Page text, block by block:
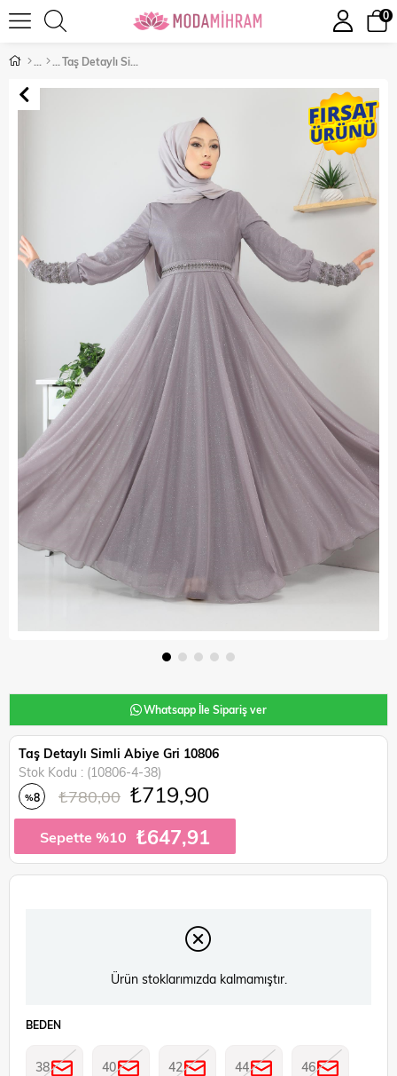
0
Taş Detaylı Simli Abiye Gri 10806
Whatsapp İle Sipariş ver
Taş Detaylı Simli Abiye Gri 10806
Stok Kodu
(10806-4-38)
%8 ₺780,00 ₺719,90
Sepette %10 ₺647,91
Ürün stoklarımızda kalmamıştır.
BEDEN
38 40 42 44 46